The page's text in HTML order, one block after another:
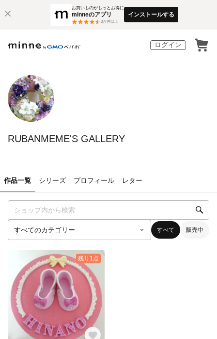
お買いものがもっとお得に
minneのアプリ
3万件以上
インストールする
ログイン
RUBANMEME'S GALLERY
作品一覧 シリーズ プロフィール レター
すべて 販売中
残り1点